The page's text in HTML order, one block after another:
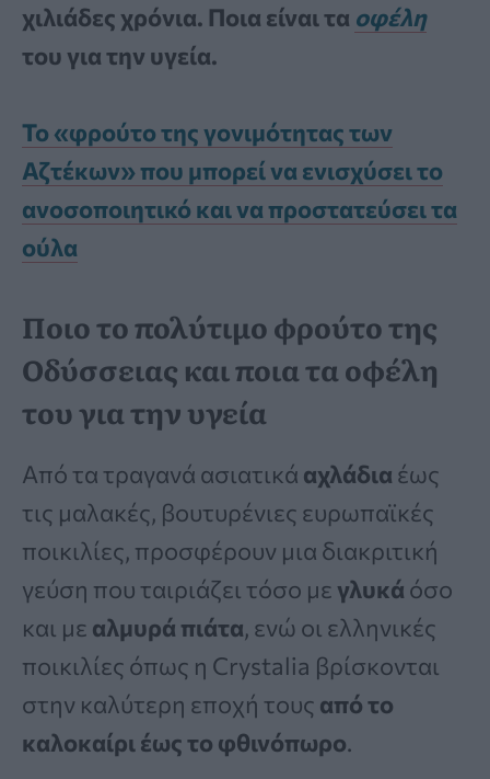
χιλιάδες χρόνια. Ποια είναι τα οφέλη
του για την υγεία.
Το «φρούτο της γονιμότητας των
Αζτέκων» που μπορεί να ενισχύσει το
ανοσοποιητικό και να προστατεύσει τα
ούλα
Ποιο το πολύτιμο φρούτο της
Οδύσσειας και ποια τα οφέλη
του για την υγεία
Από τα τραγανά ασιατικά αχλάδια έως
τις μαλακές, βουτυρένιες ευρωπαϊκές
ποικιλίες, προσφέρουν μια διακριτική
γεύση που ταιριάζει τόσο μεγλυκά όσο
και με αλμυρά πιάτα, ενώ οι ελληνικές
ποικιλίες όπως η Crystalia βρίσκονται
στην καλύτερη εποχή τους από το
καλοκαίρι έως το φθινόπωρο.